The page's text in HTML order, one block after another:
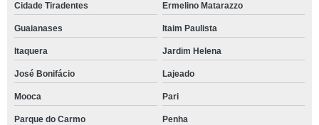
Cidade Tiradentes Ermelino Matarazzo
Guaianases Itaim Paulista
Itaquera Jardim Helena
José Bonifácio Lajeado
Mooca Pari
Parque do Carmo Penha